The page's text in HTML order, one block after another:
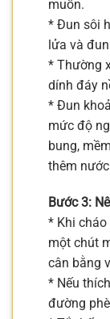
muốn.
* Đun sôi
lửa và
* Thường
dính đáy
* Đun
mức độ
bung,
thêm
Bước 3:
* Khi
một chút
cân bằng
* Nếu
đường